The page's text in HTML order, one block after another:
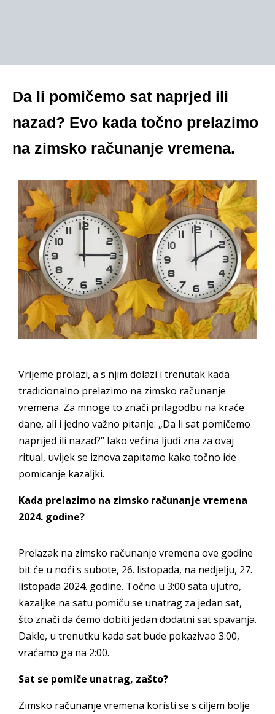
Da li pomičemo sat naprjed ili
nazad? Evo kada točno prelazimo
na zimsko računanje vremena.
Vrijeme prolazi, a s njim dolazi i trenutak kada
tradicionalno prelazimo na zimsko računanje
vremena. Za mnoge to znači prilagodbu na kraće
dane, ali i jedno važno pitanje: „Da li sat pomičemo
naprijed ili nazad?“ Iako većina ljudi zna za ovaj
ritual, uvijek se iznova zapitamo kako točno ide
pomicanje kazaljki.
Kada prelazimo na zimsko računanje vremena
2024. godine?
Prelazak na zimsko računanje vremena ove godine
bit će u noći s subote, 26. listopada, na nedjelju, 27.
listopada 2024. godine. Točno u 3:00 sata ujutro,
kazaljke na satu pomiču se unatrag za jedan sat,
što znači da ćemo dobiti jedan dodatni sat spavanja.
Dakle, u trenutku kada sat bude pokazivao 3:00,
vraćamo ga na 2:00.
Sat se pomiče unatrag, zašto?
Zimsko računanje vremena koristi se s ciljem bolje